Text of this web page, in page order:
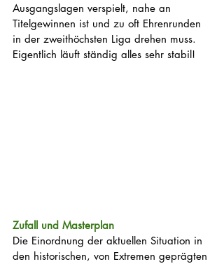
Ausgangslagen verspielt, nahe an
Titelgewinnen ist und zu oft Ehrenrunden
in der zweithöchsten Liga drehen muss.
Eigentlich läuft ständig alles sehr stabil!
Zufall und Masterplan
Die Einordnung der aktuellen Situation in
den historischen, von Extremen geprägten